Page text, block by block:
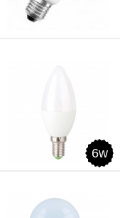
6w